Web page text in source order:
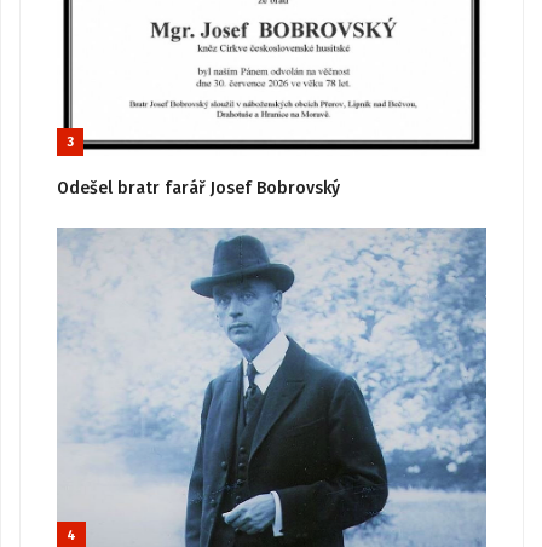
3
Odešel bratr farář Josef Bobrovský
4